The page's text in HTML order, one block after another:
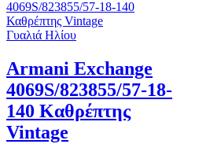
Γυαλιά Ηλίου
Armani Exchange
4069S/823855/57-18-
140 Καθρέπτης
Vintage